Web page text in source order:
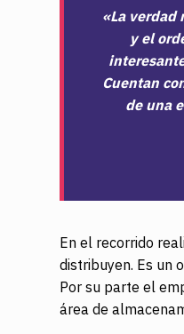
«La verdad
y el
Cuentan
de una
En el recorrido
distribuyen. Es un
Por su parte el
área de